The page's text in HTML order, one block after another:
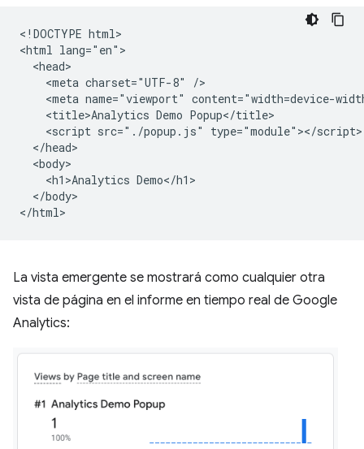
<!DOCTYPE html>
<html lang="en">
  <head>
    <meta charset="UTF-8" />
<meta name="viewport" content="width=device-
    <title>Analytics Demo Popup</title>
    <script src="./popup.js" type="module"></script>
  </head>
  <body>
    <h1>Analytics Demo</h1>
  </body>
La vista emergente se mostrará como cualquier otra
vista de página en el informe en tiempo real de Google
Analytics: